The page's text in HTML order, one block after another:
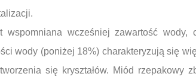
wspomniana wcześniej zawartość wody,
wody (poniżej 18%) charakteryzują się
się kryształów. Miód rzepakowy